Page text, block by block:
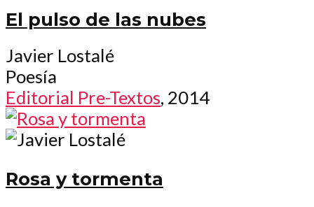
El pulso de las nubes
Javier Lostalé
Poesía
Editorial Pre-Textos, 2014
Rosa y tormenta